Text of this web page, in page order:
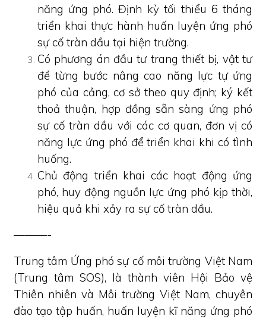
năng ứng phó. Định kỳ tối thiểu 6 tháng
triển khai thực hành huấn luyện ứng phó
sự cố tràn dầu tại hiện trường.
Có phương án đầu tư trang thiết bị, vật tư
để từng bước nâng cao năng lực tự ứng
phó của cảng, cơ sở theo quy định; ký kết
thoả thuận, hợp đồng sẵn sàng ứng phó
sự cố tràn dầu với các cơ quan, đơn vị có
năng lực ứng phó để triển khai khi có tình
huống.
Chủ động triển khai các hoạt động ứng
phó, huy động nguồn lực ứng phó kịp thời,
hiệu quả khi xảy ra sự cố tràn dầu.
———-
Trung tâm Ứng phó sự cố môi trường Việt Nam
(Trung tâm SOS), là thành viên Hội Bảo vệ
Thiên nhiên và Môi trường Việt Nam, chuyên
đào tạo tập huấn, huấn luyện kĩ năng ứng phó